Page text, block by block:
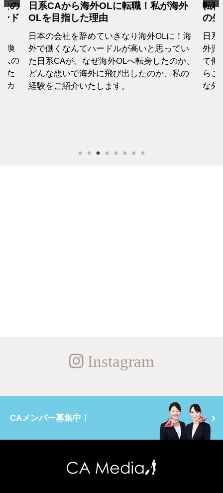
外
い
か、
の
転職・社会人経験ありの外資系CA！そ
の生活設計はどうなってる？
日系エアラインと違い新卒での募集がない
外資系のエアラインは、すでに社会人とし
て働いた経験をもつCAがほぼすべて。だか
らこそ、それぞれの考えも違います。そん
な外資系CAのお金事情をお話します。
転
者
終
から
紹介
Instagram
CAメンバー募集中！